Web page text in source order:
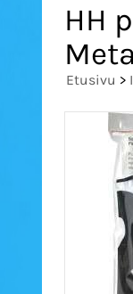
HH
Etusivu >